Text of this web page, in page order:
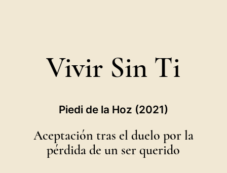
Vivir Sin Ti
Piedi de la Hoz (2021)
Aceptación tras el duelo por la
pérdida de un ser querido